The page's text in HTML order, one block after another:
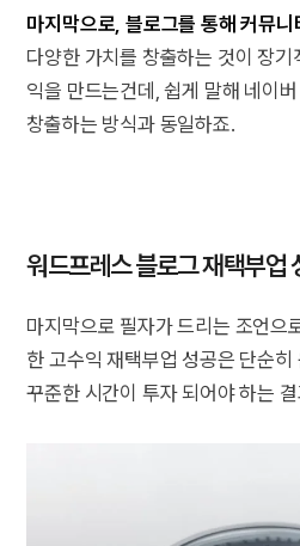
마지막으로, 블로그를 통해 커뮤니
다양한 가치를 창출하는 것이 장
익을 만드는건데, 쉽게 말해 네이
창출하는 방식과 동일하죠.
워드프레스 블로그 재택부업
마지막으로 필자가 드리는 조언으
한 고수익 재택부업 성공은 단순히
꾸준한 시간이 투자 되어야 하는